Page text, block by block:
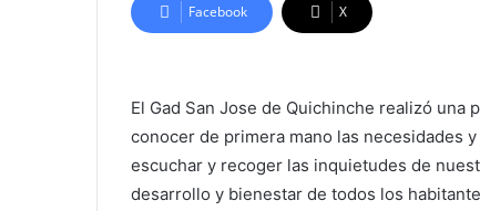
Facebook X
El Gad San Jose de Quichinche realizó
conocer de primera mano las necesidades
escuchar y recoger las inquietudes de
desarrollo y bienestar de todos los